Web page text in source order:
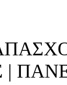
|